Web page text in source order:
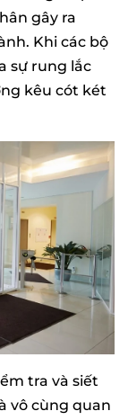
gây ra
Khi các bộ
sự rung lắc
kêu cót két
tra và siết
vô cùng quan